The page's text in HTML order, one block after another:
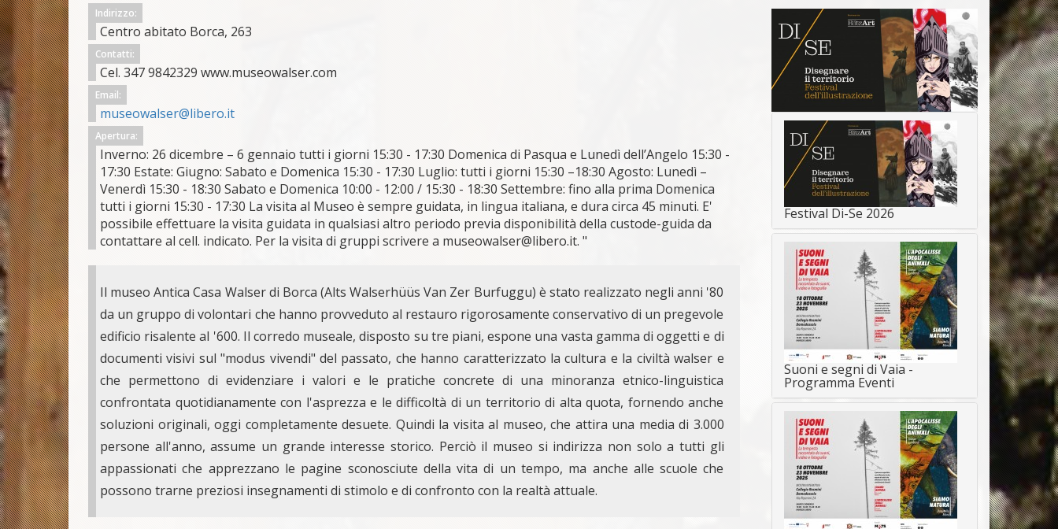
Indirizzo:
Centro abitato Borca, 263
Contatti:
Cel. 347 9842329 www.museowalser.com
Email:
museowalser@libero.it
Apertura:
Inverno: 26 dicembre – 6 gennaio tutti i giorni 15:30 - 17:30 Domenica di Pasqua e Lunedì dell’Angelo 15:30 -
17:30 Estate: Giugno: Sabato e Domenica 15:30 - 17:30 Luglio: tutti i giorni 15:30 –18:30 Agosto: Lunedì –
Venerdì 15:30 - 18:30 Sabato e Domenica 10:00 - 12:00 / 15:30 - 18:30 Settembre: fino alla prima Domenica
tutti i giorni 15:30 - 17:30 La visita al Museo è sempre guidata, in lingua italiana, e dura circa 45 minuti. E'
possibile effettuare la visita guidata in qualsiasi altro periodo previa disponibilità della custode-guida da
contattare al cell. indicato. Per la visita di gruppi scrivere a museowalser@libero.it. "
Il museo Antica Casa Walser di Borca (Alts Walserhüüs Van Zer Burfuggu) è stato realizzato negli anni '80
da un gruppo di volontari che hanno provveduto al restauro rigorosamente conservativo di un pregevole
edificio risalente al '600. Il corredo museale, disposto su tre piani, espone una vasta gamma di oggetti e di
documenti visivi sul "modus vivendi" del passato, che hanno caratterizzato la cultura e la civiltà walser e
che permettono di evidenziare i valori e le pratiche concrete di una minoranza etnico-linguistica
confrontata quotidianamente con l'asprezza e le difficoltà di un territorio di alta quota, fornendo anche
soluzioni originali, oggi completamente desuete. Quindi la visita al museo, che attira una media di 3.000
persone all'anno, assume un grande interesse storico. Perciò il museo si indirizza non solo a tutti gli
appassionati che apprezzano le pagine sconosciute della vita di un tempo, ma anche alle scuole che
possono trarne preziosi insegnamenti di stimolo e di confronto con la realtà attuale.
Festival Di-Se 2026
Suoni e segni di Vaia -
Programma Eventi